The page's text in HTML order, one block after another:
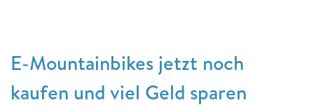
E-Mountainbikes jetzt noch
kaufen und viel Geld sparen